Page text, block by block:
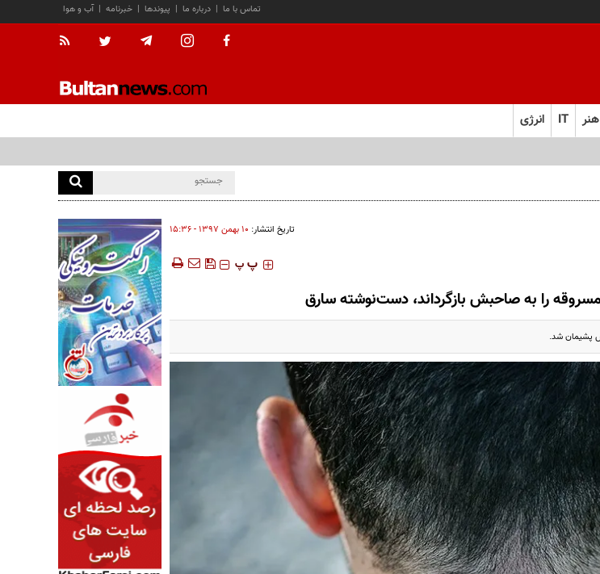
آب و هوا | خبرنامه | پیوندها | درباره ما | تماس با ما
IT انرژی
تاریخ انتشار: ۱۰ بهمن ۱۳۹۷ - ۱۵:۳۶
‍‍‍ پ پ
را به صاحبش بازگرداند، دست‌نوشته سارق
پشیمان شد.